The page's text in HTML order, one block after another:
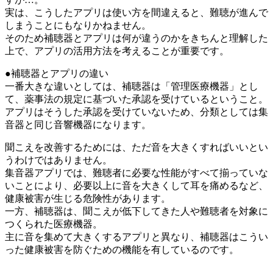
実は、こうしたアプリは使い方を間違えると、難聴が進んで
しまうことにもなりかねません。
そのため補聴器とアプリは何が違うのかをきちんと理解した
上で、アプリの活用方法を考えることが重要です。
●補聴器とアプリの違い
一番大きな違いとしては、補聴器は「管理医療機器」とし
て、薬事法の規定に基づいた承認を受けているということ。
アプリはそうした承認を受けていないため、分類としては集
音器と同じ音響機器になります。
聞こえを改善するためには、ただ音を大きくすればいいとい
うわけではありません。
集音器アプリでは、難聴者に必要な性能がすべて揃っていな
いことにより、必要以上に音を大きくして耳を痛めるなど、
健康被害が生じる危険性があります。
一方、補聴器は、聞こえが低下してきた人や難聴者を対象に
つくられた医療機器。
主に音を集めて大きくするアプリと異なり、補聴器はこうい
った健康被害を防ぐための機能を有しているのです。